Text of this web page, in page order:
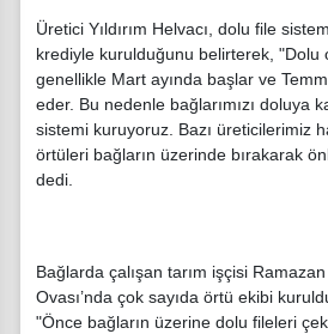
Üretici Yıldırım Helvacı, dolu file
krediyle kurulduğunu belirterek, "Dolu
genellikle Mart ayında başlar ve
eder. Bu nedenle bağlarımızı doluya
sistemi kuruyoruz. Bazı üreticilerimiz
örtüleri bağların üzerinde bırakarak
dedi.
Bağlarda çalışan tarım işçisi
Ovası’nda çok sayıda örtü ekibi
"Önce bağların üzerine dolu fileleri